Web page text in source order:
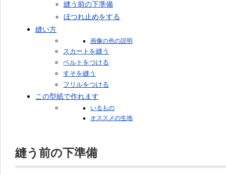
縫う前の下準備
ほつれ止めをする
縫い方
画像の色の説明
スカートを縫う
ベルトをつける
すそを縫う
フリルをつける
この型紙で作れます
いるもの
オススメの生地
縫う前の下準備